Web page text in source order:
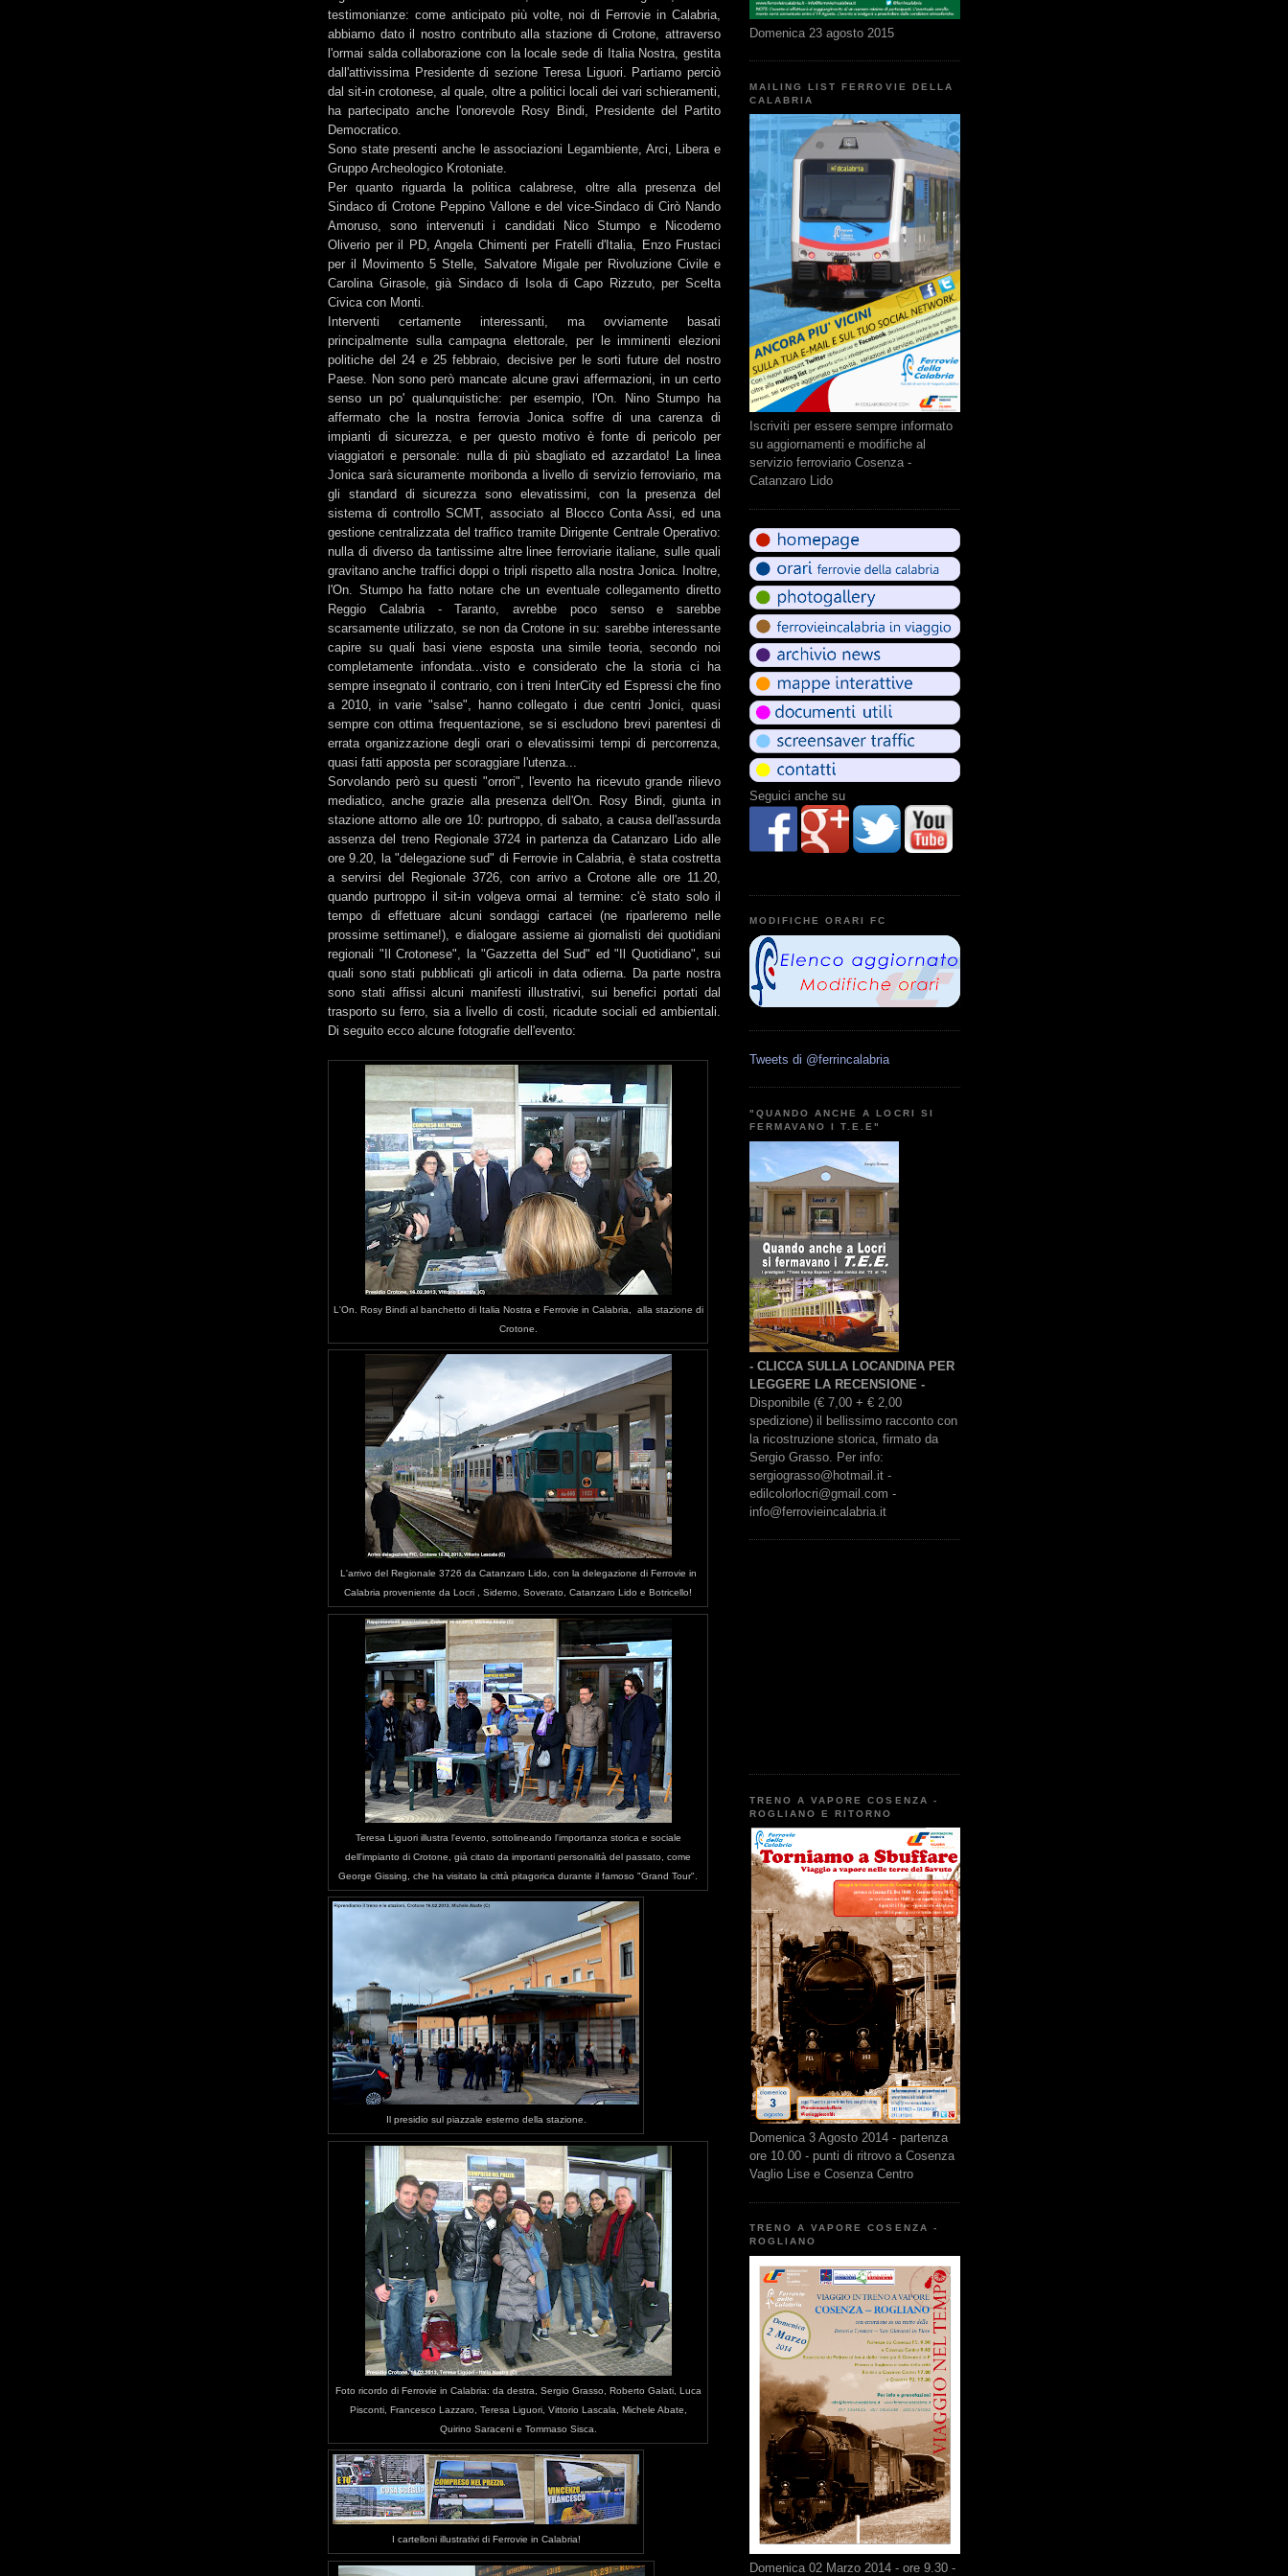
testimonianze: come anticipato più volte, noi di Ferrovie in Calabria,
abbiamo dato il nostro contributo alla stazione di Crotone, attraverso
l'ormai salda collaborazione con la locale sede di Italia Nostra, gestita
dall'attivissima Presidente di sezione Teresa Liguori. Partiamo perciò
dal sit-in crotonese, al quale, oltre a politici locali dei vari schieramenti,
ha partecipato anche l'onorevole Rosy Bindi, Presidente del Partito
Democratico.
Sono state presenti anche le associazioni Legambiente, Arci, Libera e
Gruppo Archeologico Krotoniate.
Per quanto riguarda la politica calabrese, oltre alla presenza del
Sindaco di Crotone Peppino Vallone e del vice-Sindaco di Cirò Nando
Amoruso, sono intervenuti i candidati Nico Stumpo e Nicodemo
Oliverio per il PD, Angela Chimenti per Fratelli d'Italia, Enzo Frustaci
per il Movimento 5 Stelle, Salvatore Migale per Rivoluzione Civile e
Carolina Girasole, già Sindaco di Isola di Capo Rizzuto, per Scelta
Civica con Monti.
Interventi certamente interessanti, ma ovviamente basati
principalmente sulla campagna elettorale, per le imminenti elezioni
politiche del 24 e 25 febbraio, decisive per le sorti future del nostro
Paese. Non sono però mancate alcune gravi affermazioni, in un certo
senso un po' qualunquistiche: per esempio, l'On. Nino Stumpo ha
affermato che la nostra ferrovia Jonica soffre di una carenza di
impianti di sicurezza, e per questo motivo è fonte di pericolo per
viaggiatori e personale: nulla di più sbagliato ed azzardato! La linea
Jonica sarà sicuramente moribonda a livello di servizio ferroviario, ma
gli standard di sicurezza sono elevatissimi, con la presenza del
sistema di controllo SCMT, associato al Blocco Conta Assi, ed una
gestione centralizzata del traffico tramite Dirigente Centrale Operativo:
nulla di diverso da tantissime altre linee ferroviarie italiane, sulle quali
gravitano anche traffici doppi o tripli rispetto alla nostra Jonica. Inoltre,
l'On. Stumpo ha fatto notare che un eventuale collegamento diretto
Reggio Calabria - Taranto, avrebbe poco senso e sarebbe
scarsamente utilizzato, se non da Crotone in su: sarebbe interessante
capire su quali basi viene esposta una simile teoria, secondo noi
completamente infondata...visto e considerato che la storia ci ha
sempre insegnato il contrario, con i treni InterCity ed Espressi che fino
a 2010, in varie "salse", hanno collegato i due centri Jonici, quasi
sempre con ottima frequentazione, se si escludono brevi parentesi di
errata organizzazione degli orari o elevatissimi tempi di percorrenza,
quasi fatti apposta per scoraggiare l'utenza...
Sorvolando però su questi "orrori", l'evento ha ricevuto grande rilievo
mediatico, anche grazie alla presenza dell'On. Rosy Bindi, giunta in
stazione attorno alle ore 10: purtroppo, di sabato, a causa dell'assurda
assenza del treno Regionale 3724 in partenza da Catanzaro Lido alle
ore 9.20, la "delegazione sud" di Ferrovie in Calabria, è stata costretta
a servirsi del Regionale 3726, con arrivo a Crotone alle ore 11.20,
quando purtroppo il sit-in volgeva ormai al termine: c'è stato solo il
tempo di effettuare alcuni sondaggi cartacei (ne riparleremo nelle
prossime settimane!), e dialogare assieme ai giornalisti dei quotidiani
regionali "Il Crotonese", la "Gazzetta del Sud" ed "Il Quotidiano", sui
quali sono stati pubblicati gli articoli in data odierna. Da parte nostra
sono stati affissi alcuni manifesti illustrativi, sui benefici portati dal
trasporto su ferro, sia a livello di costi, ricadute sociali ed ambientali.
Di seguito ecco alcune fotografie dell'evento:
L'On. Rosy Bindi al banchetto di Italia Nostra e Ferrovie in Calabria, alla stazione di
Crotone.
L'arrivo del Regionale 3726 da Catanzaro Lido, con la delegazione di Ferrovie in
Calabria proveniente da Locri , Siderno, Soverato, Catanzaro Lido e Botricello!
Teresa Liguori illustra l'evento, sottolineando l'importanza storica e sociale
dell'impianto di Crotone, già citato da importanti personalità del passato, come
George Gissing, che ha visitato la città pitagorica durante il famoso "Grand Tour".
Il presidio sul piazzale esterno della stazione.
Foto ricordo di Ferrovie in Calabria: da destra, Sergio Grasso, Roberto Galati, Luca
Pisconti, Francesco Lazzaro, Teresa Liguori, Vittorio Lascala, Michele Abate,
Quirino Saraceni e Tommaso Sisca.
I cartelloni illustrativi di Ferrovie in Calabria!
Domenica 23 agosto 2015
MAILING LIST FERROVIE DELLA
CALABRIA
Iscriviti per essere sempre informato
su aggiornamenti e modifiche al
servizio ferroviario Cosenza -
Catanzaro Lido
Seguici anche su
MODIFICHE ORARI FC
Tweets di @ferrincalabria
"QUANDO ANCHE A LOCRI SI
FERMAVANO I T.E.E"
- CLICCA SULLA LOCANDINA PER
LEGGERE LA RECENSIONE -
Disponibile (€ 7,00 + € 2,00
spedizione) il bellissimo racconto con
la ricostruzione storica, firmato da
Sergio Grasso. Per info:
sergiograsso@hotmail.it -
edilcolorlocri@gmail.com -
info@ferrovieincalabria.it
TRENO A VAPORE COSENZA -
ROGLIANO E RITORNO
Domenica 3 Agosto 2014 - partenza
ore 10.00 - punti di ritrovo a Cosenza
Vaglio Lise e Cosenza Centro
TRENO A VAPORE COSENZA -
ROGLIANO
Domenica 02 Marzo 2014 - ore 9.30 -